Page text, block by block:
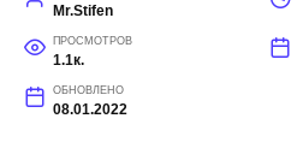
Mr.Stifen
ПРОСМОТРОВ
1.1к.
ОБНОВЛЕНО
08.01.2022